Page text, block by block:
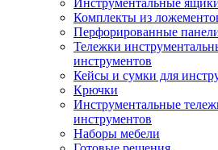
Инструментальные
Комплекты из
Перфорированные
Тележки
инструментов
Кейсы и сумки для
Крючки
Инструментальные
инструментов
Наборы мебели